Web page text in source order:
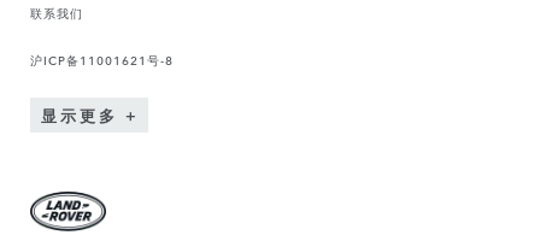
联系我们
沪ICP备11001621号-8
显示更多